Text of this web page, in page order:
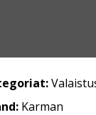
Karman